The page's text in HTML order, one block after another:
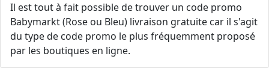
Il est tout à fait possible de trouver un code promo
Babymarkt (Rose ou Bleu) livraison gratuite car il s'agit
du type de code promo le plus fréquemment proposé
par les boutiques en ligne.